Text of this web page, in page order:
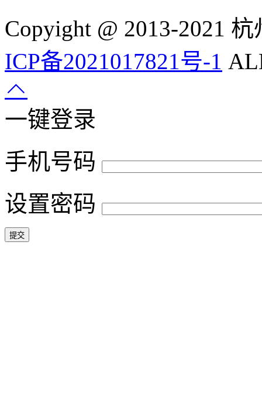
Copyight @ 2013-2021
ICP备2021017821号-1
一键登录
手机号码
设置密码